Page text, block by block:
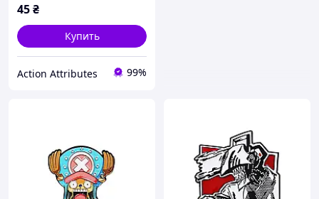
45₴
Купить
Action Attributes 99%